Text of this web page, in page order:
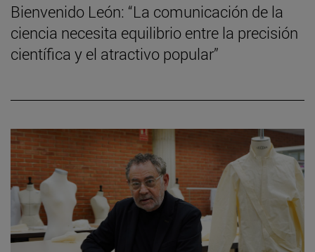
Bienvenido León: “La comunicación de la
ciencia necesita equilibrio entre la precisión
científica y el atractivo popular”